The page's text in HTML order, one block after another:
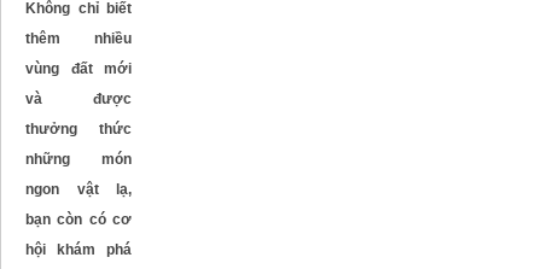
Không chỉ biết
thêm nhiều
vùng đất mới
và được
thưởng thức
những món
ngon vật lạ,
bạn còn có cơ
hội khám phá